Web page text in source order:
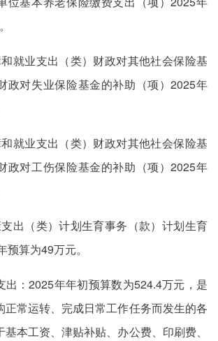
就业支出（类）财政对其他社会保险基
政对失业保险基金的补助（项）2025年
就业支出（类）财政对其他社会保险基
政对工伤保险基金的补助（项）2025年
出（类）计划生育事务（款）计划生育
算为49万元。
出：2025年年初预算数为524.4万元，是
正常运转、完成日常工作任务而发生的各
本工资、津贴补贴、办公费、印刷费、